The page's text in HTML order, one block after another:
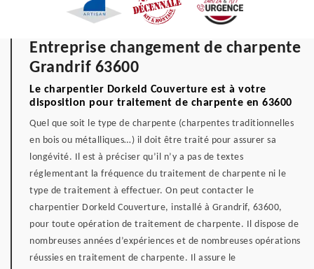
Entreprise changement de charpente
Grandrif 63600
Le charpentier Dorkeld Couverture est à votre
disposition pour traitement de charpente en 63600
Quel que soit le type de charpente (charpentes traditionnelles
en bois ou métalliques…) il doit être traité pour assurer sa
longévité. Il est à préciser qu’il n’y a pas de textes
réglementant la fréquence du traitement de charpente ni le
type de traitement à effectuer. On peut contacter le
charpentier Dorkeld Couverture, installé à Grandrif, 63600,
pour toute opération de traitement de charpente. Il dispose de
nombreuses années d’expériences et de nombreuses opérations
réussies en traitement de charpente. Il assure le